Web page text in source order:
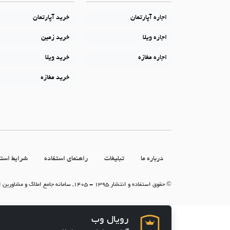
اجاره آپارتمان
اجاره ویلا
اجاره مغازه
خرید آپارتمان
خرید زمین
خرید ویلا
خرید مغازه
درباره ما تبلیغات راهنمای استفاده شرایط
© حقوق استفاده و انتشار 1395 - 1405, سامانه جامع املاک و مشاورین املاک (سامانه جاما)
رویال وب